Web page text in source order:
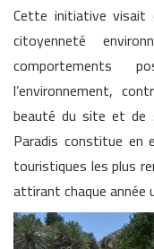
Cette initiative visait
citoyenneté
comportements
l’environnement,
beauté du site et de
Paradis constitue en
touristiques les plus
attirant chaque année